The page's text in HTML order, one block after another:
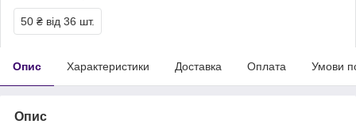
50 ₴ від 36 шт.
Опис Характеристики Доставка Оплата Умови
Опис